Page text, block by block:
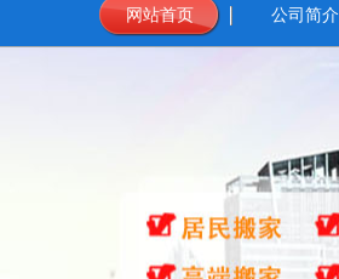
网站首页 公司简介